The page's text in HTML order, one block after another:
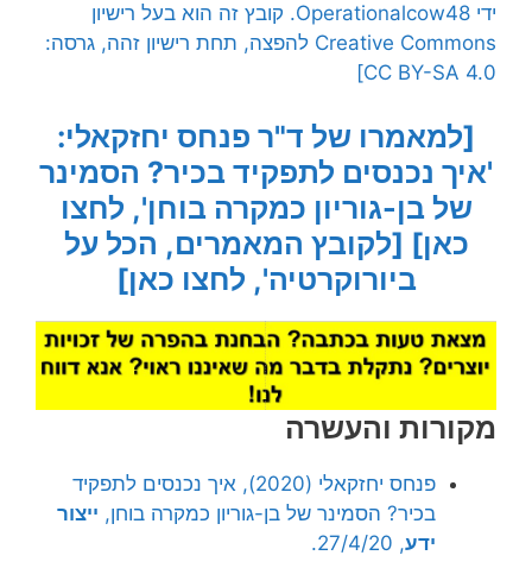
ידי Operationalcow48. קובץ זה הוא בעל רישיון
Creative Commons להפצה, תחת רישיון זהה, גרסה:
CC BY-SA 4.0]
[למאמרו של ד"ר פנחס יחזקאלי:
'איך נכנסים לתפקיד בכיר? הסמינר
של בן-גוריון כמקרה בוחן', לחצו
כאן] [לקובץ המאמרים, הכל על
ביורוקרטיה', לחצו כאן]
מקורות והעשרה
פנחס יחזקאלי (2020), איך נכנסים לתפקיד
בכיר? הסמינר של בן-גוריון כמקרה בוחן, ייצור
ידע, 27/4/20.